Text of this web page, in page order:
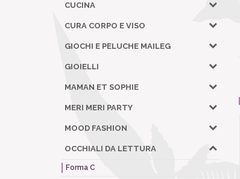
CUCINA
CURA CORPO E VISO
GIOCHI E PELUCHE MAILEG
GIOIELLI
MAMAN ET SOPHIE
MERI MERI PARTY
MOOD FASHION
OCCHIALI DA LETTURA
Forma C